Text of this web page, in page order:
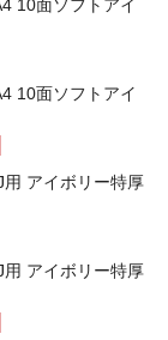
10面ソフトアイ
10面ソフトアイ
アイボリー特厚
アイボリー特厚